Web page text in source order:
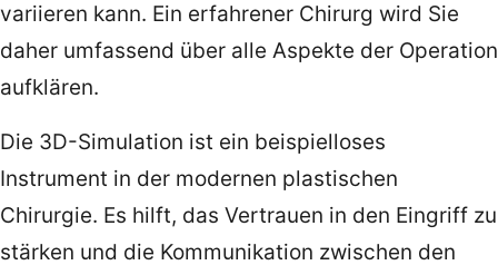
variieren kann. Ein erfahrener Chirurg wird Sie
daher umfassend über alle Aspekte der Operation
aufklären.
Die 3D-Simulation ist ein beispielloses
Instrument in der modernen plastischen
Chirurgie. Es hilft, das Vertrauen in den Eingriff zu
stärken und die Kommunikation zwischen den